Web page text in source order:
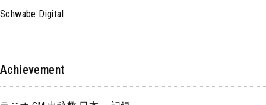
Schwabe Digital
Achievement